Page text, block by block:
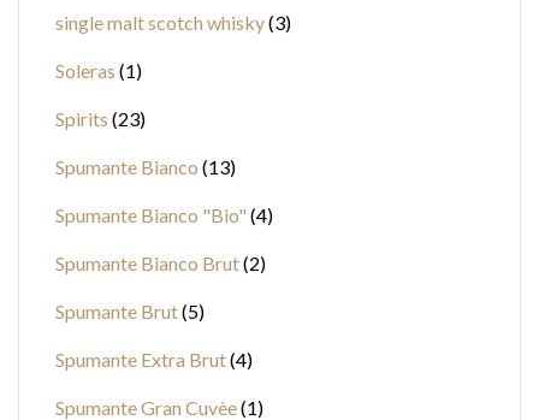
single malt scotch whisky 3
Soleras 1
Spirits 23
Spumante Bianco 13
Spumante Bianco "Bio" 4
Spumante Bianco Brut 2
Spumante Brut 5
Spumante Extra Brut 4
Spumante Gran Cuvèe 1